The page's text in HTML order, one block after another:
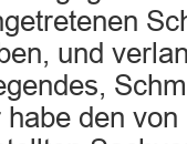
und
den